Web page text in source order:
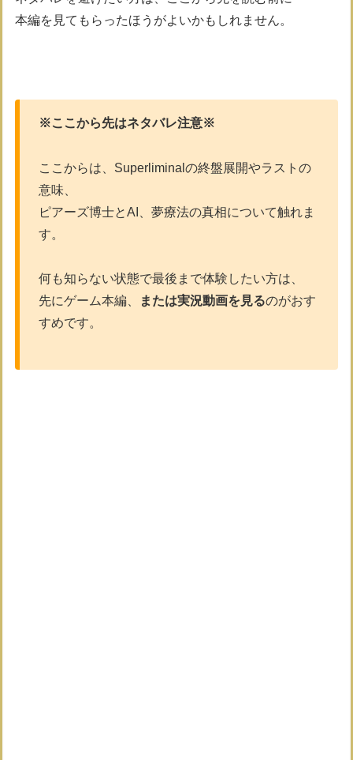
本編を見てもらったほうがよいかもしれません。
※ここから先はネタバレ注意※
ここからは、Superliminalの終盤展開やラストの
意味、
ピアーズ博士とAI、夢療法の真相について触れま
す。
何も知らない状態で最後まで体験したい方は、
先にゲーム本編、
または実況動画を見るのがおす
すめです。